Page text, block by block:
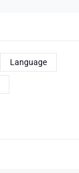
Language